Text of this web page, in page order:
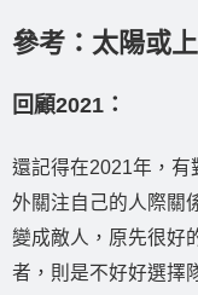
參考：太陽或
回顧2021：
還記得在2021年，有
外關注自己的人際關
變成敵人，原先很好
者，則是不好好選擇